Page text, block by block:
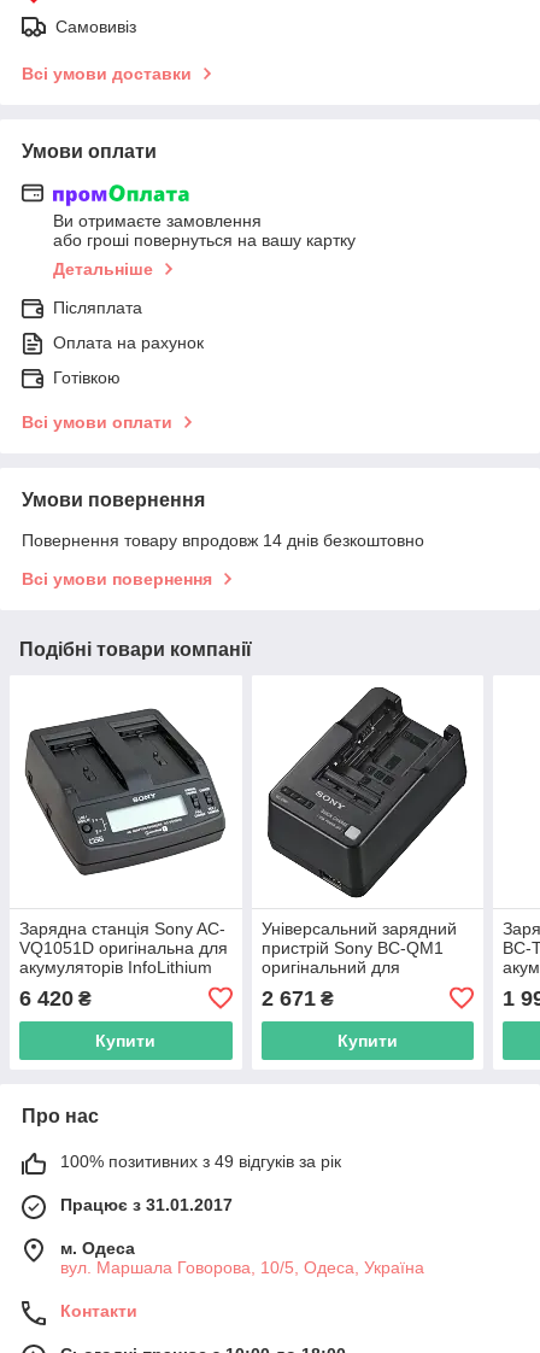
Самовивіз
Всі умови доставки
Умови оплати
Ви отримаєте замовлення
або гроші повернуться на вашу картку
Детальніше
Післяплата
Оплата на рахунок
Готівкою
Всі умови оплати
Умови повернення
Повернення товару впродовж 14 днів безкоштовно
Всі умови повернення
Подібні товари компанії
Зарядна станція Sony AC-
VQ1051D оригінальна для
акумуляторів InfoLithium
6 420 ₴
Купити
Універсальний зарядний
пристрій Sony BC-QM1
оригінальний для
акумуляторів InfoLithium
серії V, H, P, M, W [OEM]
2 671₴
Купити
BC-
1
Про нас
100% позитивних з 49 відгуків за рік
Працює з 31.01.2017
м. Одеса
вул. Маршала Говорова, 10/5, Одеса, Україна
Контакти